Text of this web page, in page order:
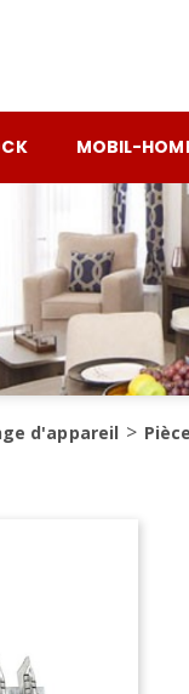
MOBIL-
d'appareil